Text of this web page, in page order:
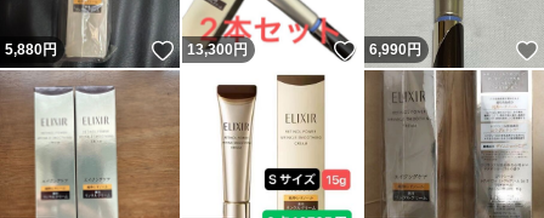
5,880円 いいね！
13,300 円 いいね！
6,990円